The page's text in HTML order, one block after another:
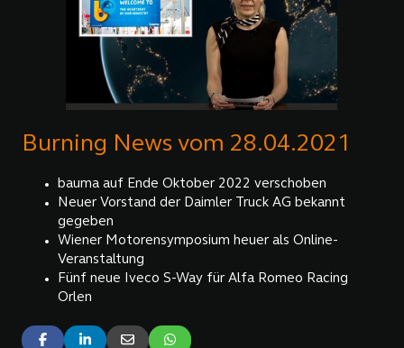
Burning News vom 28.04.2021
bauma auf Ende Oktober 2022 verschoben
Neuer Vorstand der Daimler Truck AG bekannt
gegeben
Wiener Motorensymposium heuer als Online-
Veranstaltung
Fünf neue Iveco S-Way für Alfa Romeo Racing
Orlen